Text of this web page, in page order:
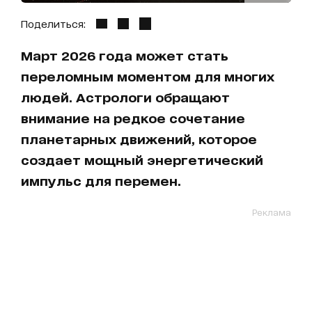
Поделиться:
Март 2026 года может стать
переломным моментом для многих
людей. Астрологи обращают
внимание на редкое сочетание
планетарных движений, которое
создает мощный энергетический
импульс для перемен.
Реклама